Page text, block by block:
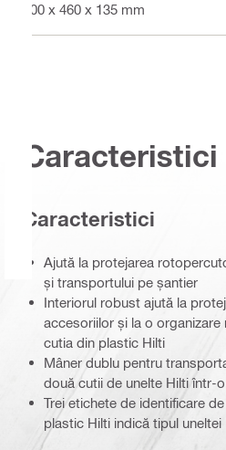
600 x 460 x 135 mm
Caracteristici
Ajută la protejarea
și transportului pe șantier
Interiorul robust ajută la
accesoriilor și la o
cutia din plastic Hilti
Mâner dublu pentru
două cutii de unelte Hilti într-o
Trei etichete de identificare
plastic Hilti indică tipul uneltei